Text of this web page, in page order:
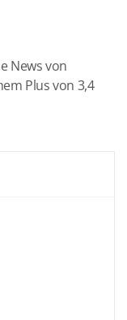
News von
Plus von 3,4